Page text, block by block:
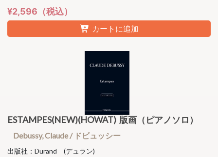
¥2,596（税込）
カートに追加
ESTAMPES(NEW)(HOWAT) 版画（ピアノソロ）
Debussy, Claude / ドビュッシー
出版社：Durand (デュラン)